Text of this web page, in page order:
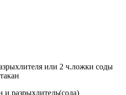
или 2 ч.ложки соды
и разрыхлитель(сода)